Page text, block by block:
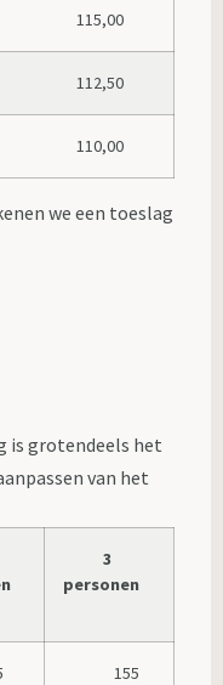
115,00
112,50
110,00
we een toeslag
is grotendeels het
van het
3
personen
155